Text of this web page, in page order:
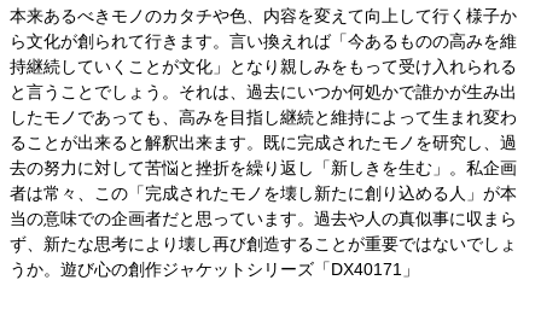
本来あるべきモノのカタチや色、内容を変えて向上して行く様子か
ら文化が創られて行きます。言い換えれば「今あるものの高みを維
持継続していくことが文化」となり親しみをもって受け入れられる
と言うことでしょう。それは、過去にいつか何処かで誰かが生み出
したモノであっても、高みを目指し継続と維持によって生まれ変わ
ることが出来ると解釈出来ます。既に完成されたモノを研究し、過
去の努力に対して苦悩と挫折を繰り返し「新しきを生む」。私企画
者は常々、この「完成されたモノを壊し新たに創り込める人」が本
当の意味での企画者だと思っています。過去や人の真似事に収まら
ず、新たな思考により壊し再び創造することが重要ではないでしょ
うか。遊び心の創作ジャケットシリーズ「DX40171」